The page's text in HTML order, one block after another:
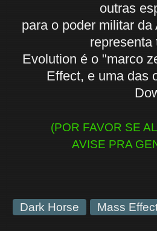
outras
para o poder militar
representa
Evolution é o "marco
Effect, e uma das
(POR FAVOR SE
AVISE PRA
Dark Horse Mass